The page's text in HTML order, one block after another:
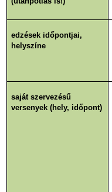
edzések időpontjai,
helyszíne
saját szervezésű
versenyek (hely, időpont)